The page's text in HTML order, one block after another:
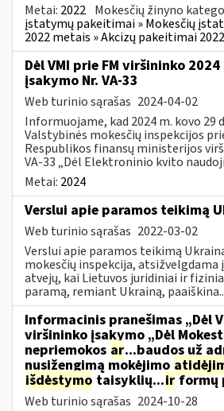
Metai: 2022 Mokesčių žinyno
įstatymų pakeitimai » Mokesčių
2022 metais » Akcizų pakeitimai
Dėl VMI prie FM viršininko
įsakymo Nr. VA-33
Web turinio sąrašas 2024-04-02
Informuojame, kad 2024 m. kovo 29
Valstybinės mokesčių inspekcijos
Respublikos finansų ministerijos
VA-33 „Dėl Elektroninio kvito
Metai: 2024
Verslui apie paramos teikimą
Web turinio sąrašas 2022-03-02
Verslui apie paramos teikimą
mokesčių inspekcija, atsižvelgdama
atvejų, kai Lietuvos juridiniai ir
paramą, remiant Ukrainą,
Informacinis pranešimas „Dėl
viršininko įsakymo „Dėl
nepriemokos ar...baudos už
nusižengimą mokėjimo
išdėstymo taisyklių...irformų
Web turinio sąrašas 2024-10-28